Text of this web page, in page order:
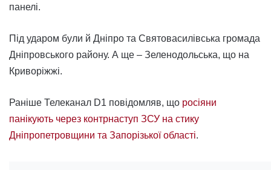
панелі.
Під ударом були й Дніпро та Святовасилівська громада
Дніпровського району. А ще – Зеленодольська, що на
Криворіжжі.
Раніше Телеканал D1 повідомляв, що росіяни
панікують через контрнаступ ЗСУ на стику
Дніпропетровщини та Запорізької області.